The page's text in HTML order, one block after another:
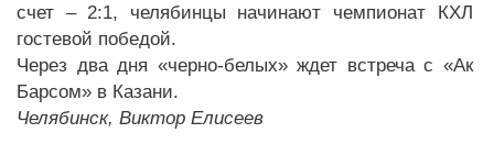
счет – 2:1, челябинцы начинают чемпионат КХЛ
гостевой победой.
Через два дня «черно-белых» ждет встреча с «Ак
Барсом» в Казани.
Челябинск, Виктор Елисеев